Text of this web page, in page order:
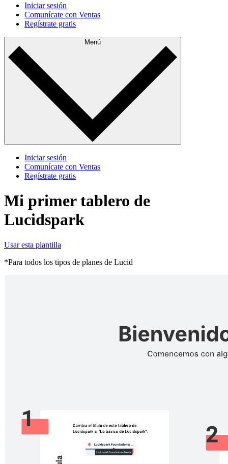
Iniciar sesión
Comunícate con Ventas
Regístrate gratis
Menú
Iniciar sesión
Comunícate con Ventas
Regístrate gratis
Mi primer tablero de
Lucidspark
Usar esta plantilla
*Para todos los tipos de planes de Lucid